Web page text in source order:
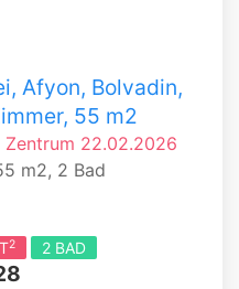
Afyon, Bolvadin,
55 m2
Zentrum 22.02.2026
m2, 2 Bad
2 2 BAD